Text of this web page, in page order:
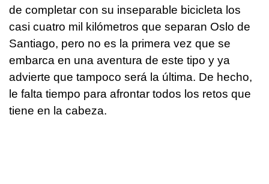
de completar con su inseparable bicicleta los
casi cuatro mil kilómetros que separan Oslo de
Santiago, pero no es la primera vez que se
embarca en una aventura de este tipo y ya
advierte que tampoco será la última. De hecho,
le falta tiempo para afrontar todos los retos que
tiene en la cabeza.